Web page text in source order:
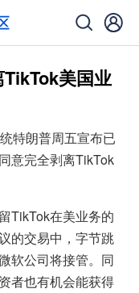
美国业
特朗普周五宣布已
意完全剥离TikTok
TikTok在美业务的
的交易中，字节跳
软公司将接管。同
者也有机会能获得